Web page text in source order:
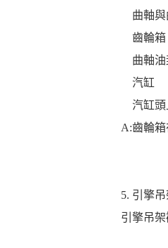
曲軸與
齒輪箱
曲軸油
汽缸
汽缸頭
A:齒輪
5. 引擎
引擎吊